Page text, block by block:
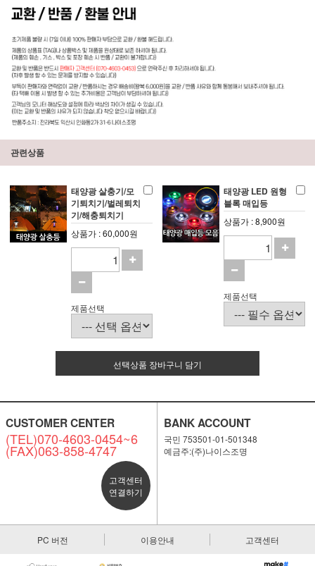
관련상품
태양광 살충기/모
기퇴치기/벌레퇴치
기/해충퇴치기
상품가 : 60,000원
제품선택
태양광 LED 원형
블록 매입등
상품가 : 8,900원
제품선택
선택상품 장바구니 담기
CUSTOMER CENTER
(TEL)070-4603-0454~6
(FAX)063-858-4747
고객센터
연결하기
BANK ACCOUNT
국민 753501-01-501348
예금주:(주)나이스조명
PC 버전 이용안내 고객센터